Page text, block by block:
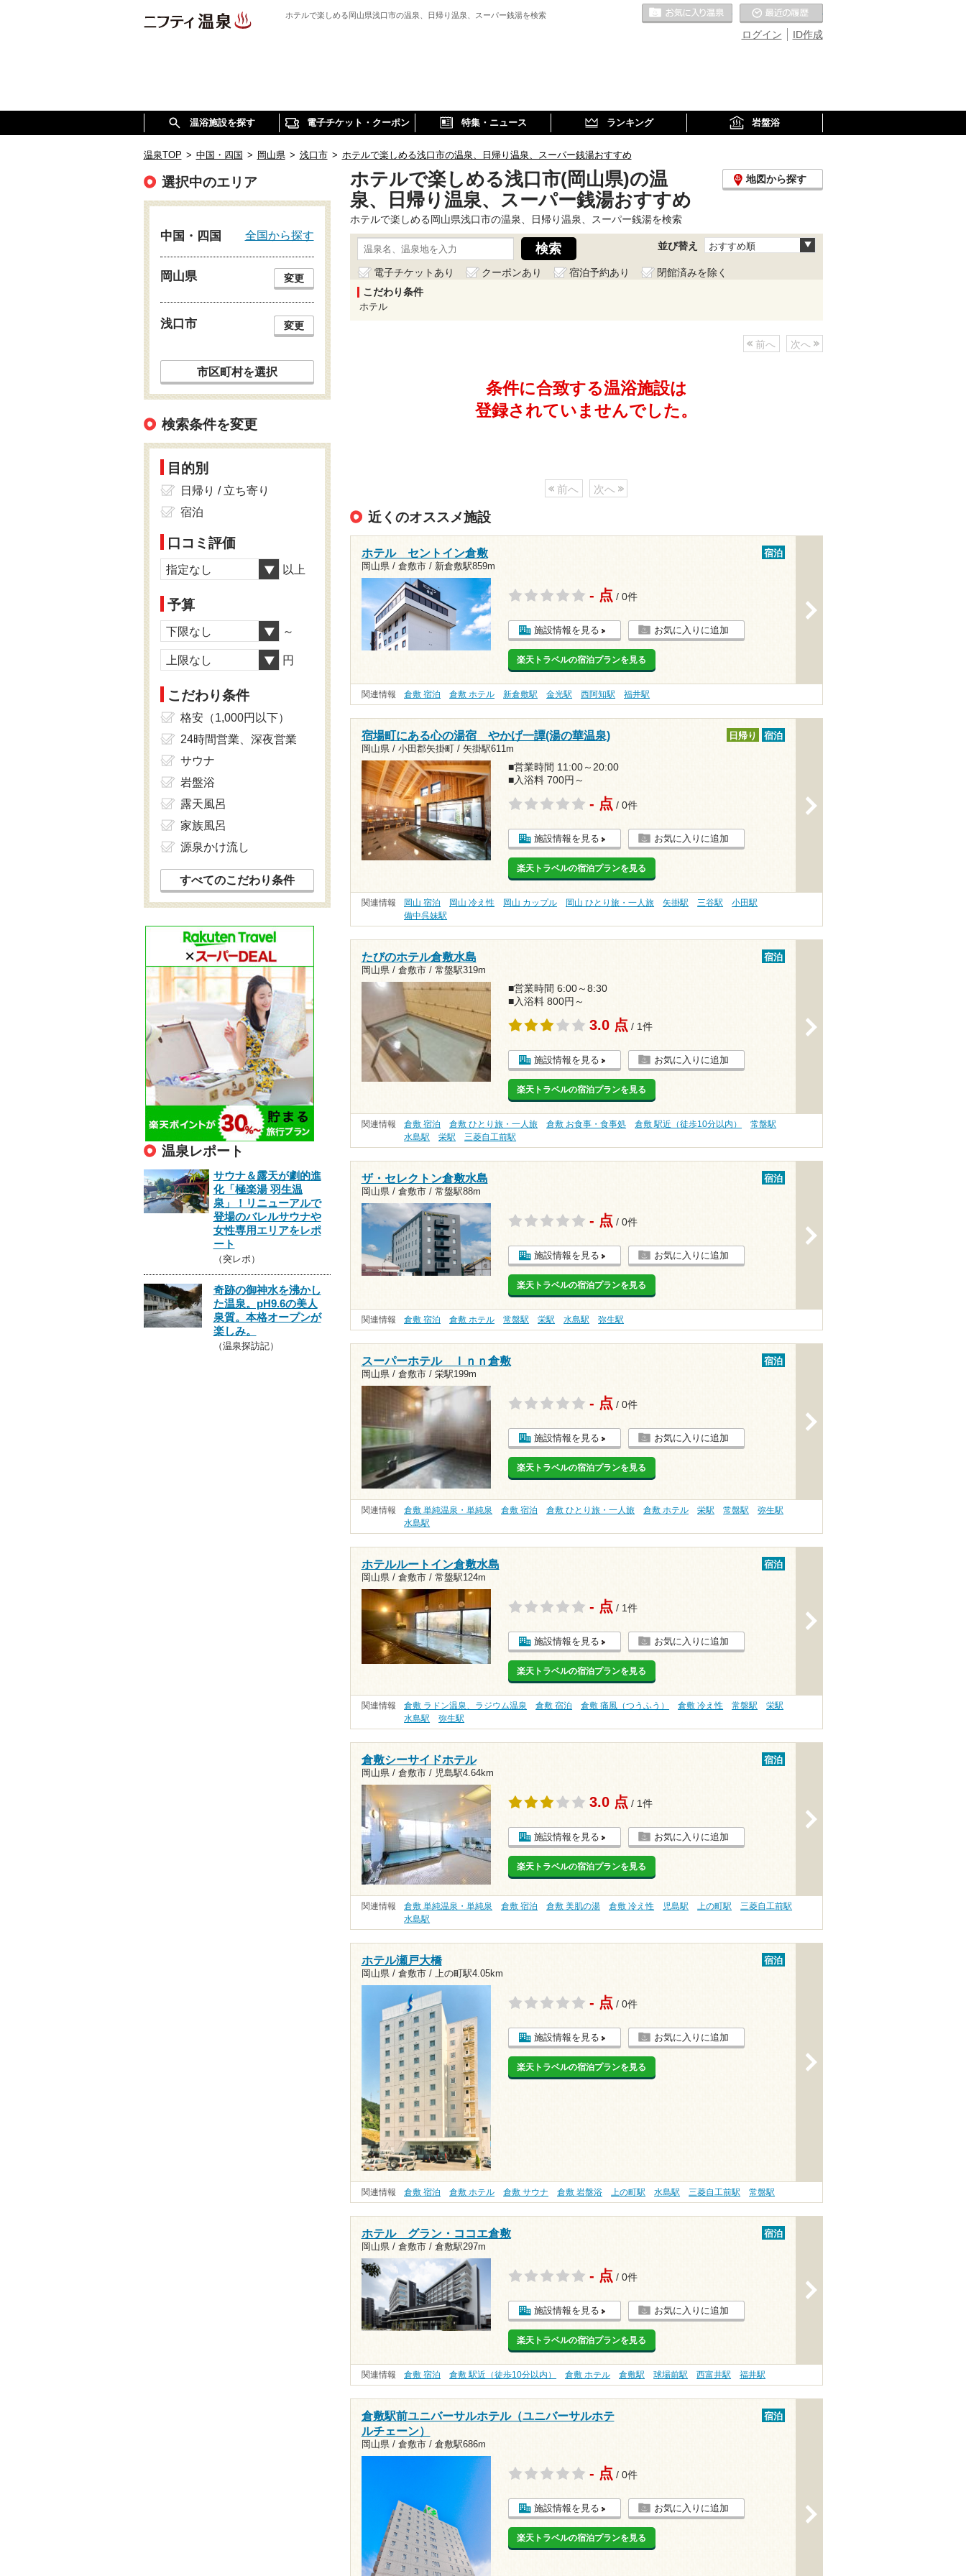
ホテルで楽しめる岡山県浅口市の温泉、日帰り温泉、スーパー銭湯を検索
ID作成
ログイン
お気に入りの温泉
温浴施設を探す 電子チケット・クーポン 特集・ニュース ランキング 岩盤浴
温泉TOP > 中国・四国 > 岡山県 > 浅口市 > ホテルで楽しめる浅口市の温泉、日帰り温泉、スーパー銭湯おすすめ
ホテルで楽しめる浅口市(岡山県)の温
泉、日帰り温泉、スーパー銭湯おすすめ
地図から探す
ホテルで楽しめる岡山県浅口市の温泉、日帰り温泉、スーパー銭湯を検索
並び替え おすすめ順
電子チケットあり クーポンあり 宿泊予約あり
閉館済みを除く
こだわり条件
ホテル
前へ 次へ
条件に合致する温浴施設は
登録されていませんでした。
前へ 次へ
近くのオススメ施設
ホテル セントイン倉敷
岡山県 / 倉敷市 / 新倉敷駅859m
宿泊
- 点 / 0件
施設情報を見る お気に入りに追加
楽天トラベルの宿泊プランを見る
関連情報 倉敷 宿泊 倉敷 ホテル 新倉敷駅 金光駅 西阿知駅 福井駅
宿場町にある心の湯宿 やかげ一譚(湯の華温泉)
岡山県 / 小田郡矢掛町 / 矢掛駅611m
日帰り 宿泊
■営業時間 11:00～20:00
■入浴料 700円～
- 点 / 0件
施設情報を見る お気に入りに追加
楽天トラベルの宿泊プランを見る
関連情報 岡山 宿泊 岡山 冷え性 岡山 カップル 岡山 ひとり旅・一人旅 矢掛駅 三谷駅
小田駅
備中呉妹駅
たびのホテル倉敷水島
岡山県 / 倉敷市 / 常盤駅319m
宿泊
■営業時間 6:00～8:30
■入浴料 800円～
3.0 点 / 1件
施設情報を見る お気に入りに追加
楽天トラベルの宿泊プランを見る
関連情報 倉敷 宿泊 倉敷 ひとり旅・一人旅 倉敷 お食事・食事処 倉敷 駅近（徒歩10分以内）
常盤駅
水島駅
栄駅 三菱自工前駅
ザ・セレクトン倉敷水島
岡山県 / 倉敷市 / 常盤駅88m
宿泊
- 点 / 0件
施設情報を見る お気に入りに追加
楽天トラベルの宿泊プランを見る
関連情報 倉敷 宿泊 倉敷 ホテル 常盤駅 栄駅 水島駅 弥生駅
スーパーホテル Ｉｎｎ倉敷
岡山県 / 倉敷市 / 栄駅199m
宿泊
- 点 / 0件
施設情報を見る お気に入りに追加
楽天トラベルの宿泊プランを見る
関連情報 倉敷 単純温泉・単純泉 倉敷 宿泊 倉敷 ひとり旅・一人旅 倉敷 ホテル 栄駅 常盤駅
弥生駅
水島駅
ホテルルートイン倉敷水島
岡山県 / 倉敷市 / 常盤駅124m
宿泊
- 点 / 1件
施設情報を見る お気に入りに追加
楽天トラベルの宿泊プランを見る
関連情報 倉敷 ラドン温泉、ラジウム温泉 倉敷 宿泊 倉敷 痛風（つうふう） 倉敷 冷え性 常盤駅
栄駅
水島駅
弥生駅
倉敷シーサイドホテル
岡山県 / 倉敷市 / 児島駅4.64km
宿泊
3.0 点 / 1件
施設情報を見る お気に入りに追加
楽天トラベルの宿泊プランを見る
関連情報 倉敷 単純温泉・単純泉 倉敷 宿泊 倉敷 美肌の湯 倉敷 冷え性 児島駅 上の町駅
三菱自工前駅
水島駅
ホテル瀬戸大橋
岡山県 / 倉敷市 / 上の町駅4.05km
宿泊
- 点 / 0件
施設情報を見る お気に入りに追加
楽天トラベルの宿泊プランを見る
関連情報 倉敷 宿泊 倉敷 ホテル 倉敷 サウナ 倉敷 岩盤浴 上の町駅 水島駅 三菱自工前駅 常盤駅
ホテル グラン・ココエ倉敷
岡山県 / 倉敷市 / 倉敷駅297m
宿泊
- 点 / 0件
施設情報を見る お気に入りに追加
楽天トラベルの宿泊プランを見る
関連情報 倉敷 宿泊 倉敷 駅近（徒歩10分以内） 倉敷 ホテル 倉敷駅 球場前駅 西富井駅 福井駅
倉敷駅前ユニバーサルホテル（ユニバーサルホテ
ルチェーン）
岡山県 / 倉敷市 / 倉敷駅686m
宿泊
- 点 / 0件
施設情報を見る お気に入りに追加
楽天トラベルの宿泊プランを見る
選択中のエリア
中国・四国 全国から探す
岡山県 変更
浅口市 変更
市区町村を選択
検索条件を変更
目的別
日帰り / 立ち寄り
宿泊
口コミ評価
指定なし 以上
予算
下限なし ～
上限なし 円
こだわり条件
格安（1,000円以下）
24時間営業、深夜営業
サウナ
岩盤浴
露天風呂
家族風呂
源泉かけ流し
すべてのこだわり条件
温泉レポート
サウナ＆露天が劇的進
化「極楽湯 羽生温
泉」！リニューアルで
登場のバレルサウナや
女性専用エリアをレポ
ート
（突レポ）
奇跡の御神水を沸かし
た温泉。pH9.6の美人
泉質。本格オープンが
楽しみ。
（温泉探訪記）